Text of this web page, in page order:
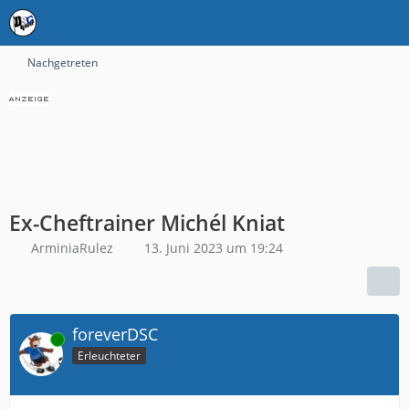
Nachgetreten
Ex-Cheftrainer Michél Kniat
ArminiaRulez 13. Juni 2023 um 19:24
Online foreverDSC
Erleuchteter